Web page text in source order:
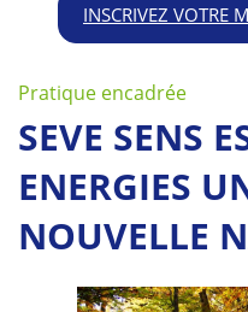
INSCRIVEZ VOTRE
Pratique encadrée
SEVE SENS
ENERGIES
NOUVELLE